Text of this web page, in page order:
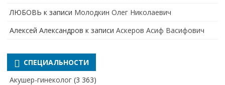
ЛЮБОВЬ к записи Молодкин Олег Николаевич
Алексей Александров к записи Аскеров Асиф Васифович
СПЕЦИАЛЬНОСТИ
Акушер-гинеколог (3 363)